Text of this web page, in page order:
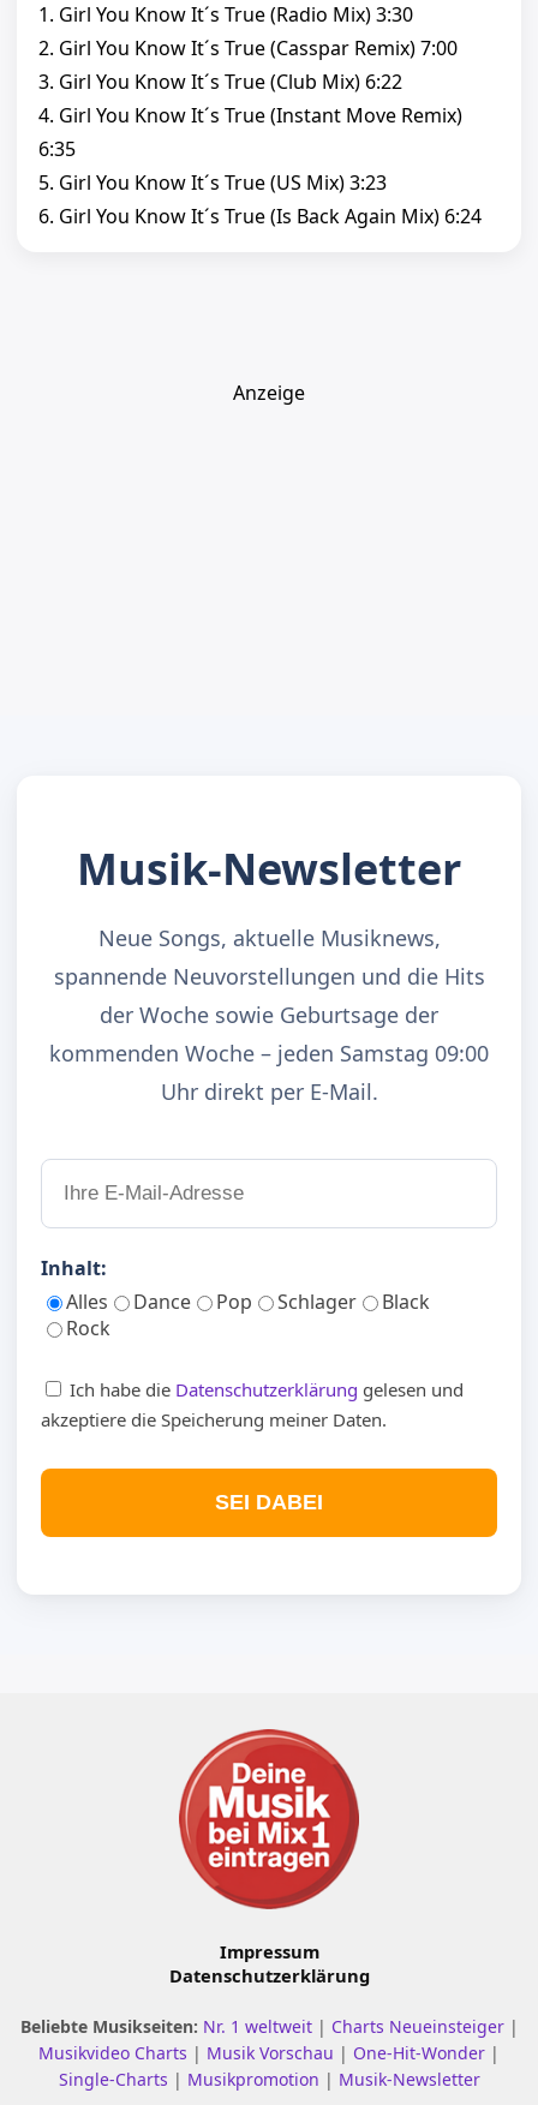
1. Girl You Know It´s True (Radio Mix) 3:30
2. Girl You Know It´s True (Casspar Remix) 7:00
3. Girl You Know It´s True (Club Mix) 6:22
4. Girl You Know It´s True (Instant Move Remix)
6:35
5. Girl You Know It´s True (US Mix) 3:23
6. Girl You Know It´s True (Is Back Again Mix) 6:24
Anzeige
Musik-Newsletter
Neue Songs, aktuelle Musiknews,
spannende Neuvorstellungen und die Hits
der Woche sowie Geburtsage der
kommenden Woche – jeden Samstag 09:00
Uhr direkt per E-Mail.
Inhalt:
Alles
Dance Pop Schlager
Black
Rock
Ich habe die Datenschutzerklärung gelesen und
akzeptiere die Speicherung meiner Daten.
SEI DABEI
Impressum
Datenschutzerklärung
Beliebte Musikseiten: Nr. 1 weltweit | Charts Neueinsteiger |
Musikvideo Charts | Musik Vorschau | One-Hit-Wonder |
Single-Charts | Musikpromotion | Musik-Newsletter